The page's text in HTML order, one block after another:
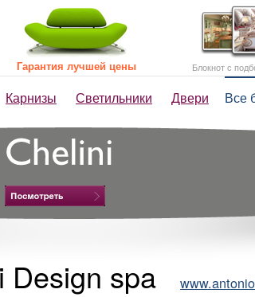
Карнизы Светильники Двери Все
Гарантия лучшей цены Блокнот с
Design spa